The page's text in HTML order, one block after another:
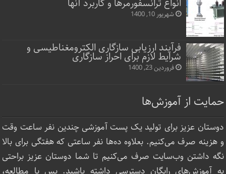
انواع ترانسفورمرها و کاربرد آنها
شهریور 10, 1400
فرآیند ارزیابی سازگاری الکترومغناطیسی و
شرایط لازم برای احراز سازگاری
فروردین 23, 1400
حمایت از آموزش‌ها
دوستان عزیز برای تولید یک پست آموزشی چندین نفر ساعت‌ وقت
و هزینه صرف می‌کنیم. بعلاوه ده‌ها نفر ساعتی که هفتگی برای بالا
نگه داشتن وب‌سایت صرف ‌می‌کنیم تا شما دوستان عزیز براحتی